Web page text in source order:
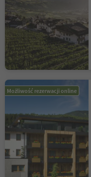
Możliwość rezerwacji online